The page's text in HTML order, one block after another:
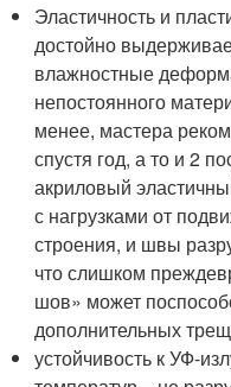
Эластичность и
достойно
влажностные
непостоянного
менее, мастера
спустя год, а то и 2
акриловый
с нагрузками от
строения, и швы
что слишком
шов» может
дополнительных
устойчивость к УФ-